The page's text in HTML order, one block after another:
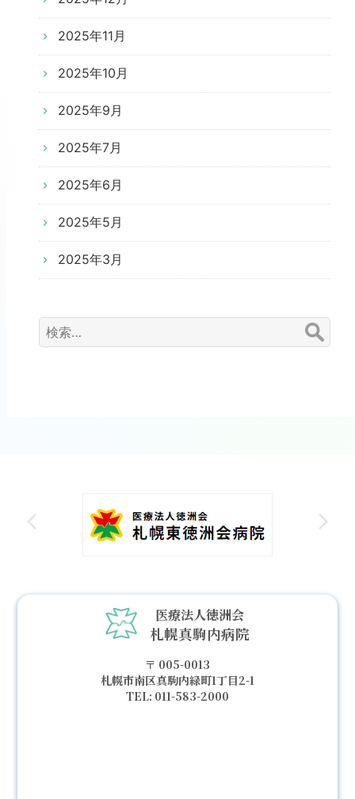
2025年11月
2025年10月
2025年9月
2025年7月
2025年6月
2025年5月
2025年3月
検
索:
医療法人徳洲会
札幌真駒内病院
005-0013
札幌市南区真駒内緑町1丁目2-1
011-583-2000